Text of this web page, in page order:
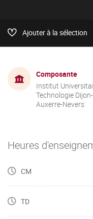
Ajouter à la sélection
Composante
Institut
Technologie Dijon-
Auxerre-Nevers
Heures
CM
TD